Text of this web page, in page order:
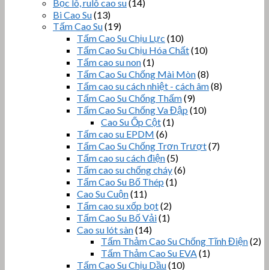
Bọc lô, rulô cao su(14)
Bi Cao Su(13)
Tấm Cao Su(19)
Tấm Cao Su Chịu Lực (10)
Tấm Cao Su Chịu Hóa Chất(10)
Tấm cao su non(1)
Tấm Cao Su Chống Mài Mòn(8)
Tấm cao su cách nhiệt - cách âm(8)
Tấm Cao Su Chống Thấm(9)
Tấm Cao Su Chống Va Đập (10)
Cao Su Ốp Cột(1)
Tấm cao su EPDM (6)
Tấm Cao Su Chống Trơn Trượt(7)
Tấm cao su cách điện(5)
Tấm cao su chống cháy(6)
Tấm Cao Su Bố Thép (1)
Cao Su Cuộn(11)
Tấm cao su xốp bọt(2)
Tấm Cao Su Bố Vải(1)
Cao su lót sàn(14)
Tấm Thảm Cao Su Chống Tĩnh Điện(2)
Tấm Thảm Cao Su EVA(1)
Tấm Cao Su Chịu Dầu(10)